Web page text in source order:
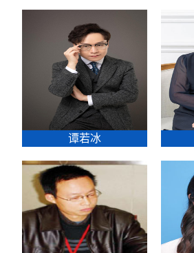
谭若冰